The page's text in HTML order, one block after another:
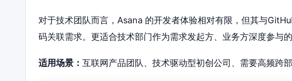
对于技术团队而言，Asana 的开发者体验相对有限，但其与
码关联需求。更适合技术部门作为需求发起方、业务方深度参与的
适用场景： 互联网产品团队、技术驱动型初创公司、需要高频跨